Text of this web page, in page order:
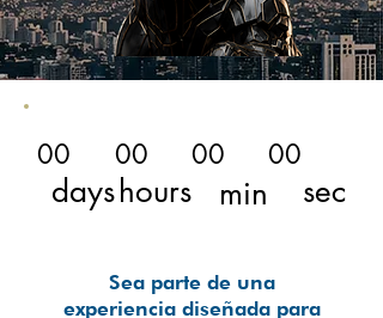
00
days
00
hours
00
min
00
sec
Sea parte de una
experiencia diseñada para